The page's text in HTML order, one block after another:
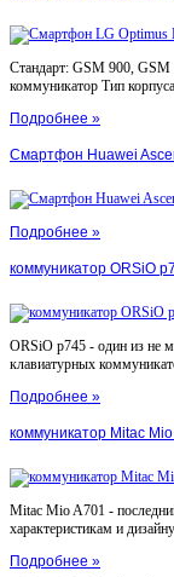
Стандарт: GSM 900,
коммуникатор Тип
Подробнее »
Смартфон Huawei
Подробнее »
коммуникатор ORSiO
ORSiO p745 - один из не
клавиатурных
Подробнее »
коммуникатор Mitac Mio
Mitac Mio A701 -
характеристикам и дизайну
Подробнее »